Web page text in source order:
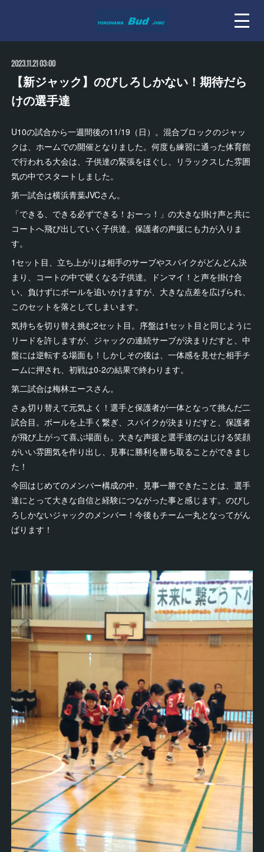
2023.11.21 03:00
【新ジャック】のびしろしかない！期待だら
けの選手達
U10の試合から一週間後の11/19（日）。混合ブロックのジャッ
クは、ホームでの開催となりました。何度も練習に通った体育館
で行われる大会は、子供達の緊張をほぐし、リラックスした雰囲
気の中でスタートしました。
第一試合は横浜青葉JVCさん。
「できる、できる必ずできる！おーっ！」の大きな掛け声と共に
コートへ飛び出していく子供達。保護者の声援にも力が入りま
す。
1セット目、立ち上がりは相手のサーブやスパイクがどんどん決
まり、コートの中で硬くなる子供達。ドンマイ！と声を掛け合
い、負けずにボールを追いかけますが、大きな点差を広げられ、
このセットを落としてしまいます。
気持ちを切り替え挑む2セット目。序盤は1セット目と同じように
リードを許しますが、ジャックの連続サーブが決まりだすと、中
盤には逆転する場面も！しかしその後は、一体感を見せた相手チ
ームに押され、初戦は0-2の結果で終わります。
第二試合は梅林エースさん。
さぁ切り替えて元気よく！選手と保護者が一体となって挑んだ二
試合目。ボールを上手く繋ぎ、スパイクが決まりだすと、保護者
が飛び上がって喜ぶ場面も。大きな声援と選手達のはじける笑顔
がいい雰囲気を作り出し、見事に勝利を勝ち取ることができまし
た！
今回はじめてのメンバー構成の中、見事一勝できたことは、選手
達にとって大きな自信と経験につながった事と感じます。のびし
ろしかないジャックのメンバー！今後もチーム一丸となってがん
ばります！